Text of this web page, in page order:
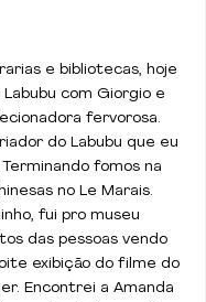
e bibliotecas, hoje
com Giorgio e
fervorosa.
do Labubu que eu
fomos na
no Le Marais.
fui pro museu
das pessoas vendo
exibição do filme do
Encontrei a Amanda